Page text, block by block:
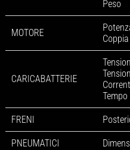
Peso
MOTORE
Coppia
CARICABATTERIE
FRENI
PNEUMATICI